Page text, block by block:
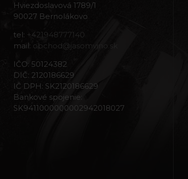
Hviezdoslavová 1789/1
90027 Bernolákovo
tel: +421948777140
mail: obchod@jasomvino.sk
IČO: 50124382
DIČ: 2120186629
IČ DPH: SK2120186629
Bankové spojenie:
SK9411000000002942018027